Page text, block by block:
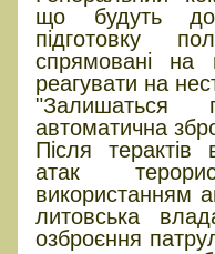
що будуть
підготовку
спрямовані на
реагувати на
"Залишаться
автоматична
Після
атак
використанням
литовська
озброєння